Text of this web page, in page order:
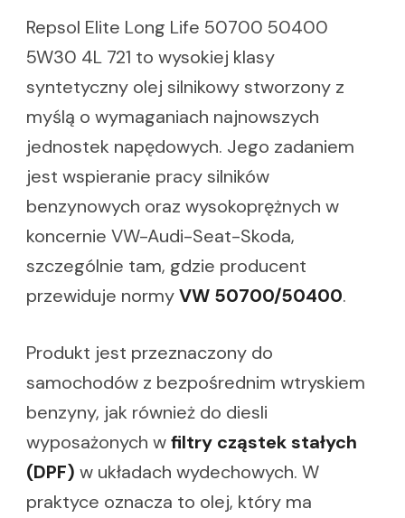
Repsol Elite Long Life 50700 50400
5W30 4L 721 to wysokiej klasy
syntetyczny olej silnikowy stworzony z
myślą o wymaganiach najnowszych
jednostek napędowych. Jego zadaniem
jest wspieranie pracy silników
benzynowych oraz wysokoprężnych w
koncernie VW-Audi-Seat-Skoda,
szczególnie tam, gdzie producent
przewiduje normyVW 50700/50400.
Produkt jest przeznaczony do
samochodów z bezpośrednim wtryskiem
benzyny, jak również do diesli
wyposażonych wfiltry cząstek stałych
(DPF) w układach wydechowych. W
praktyce oznacza to olej, który ma